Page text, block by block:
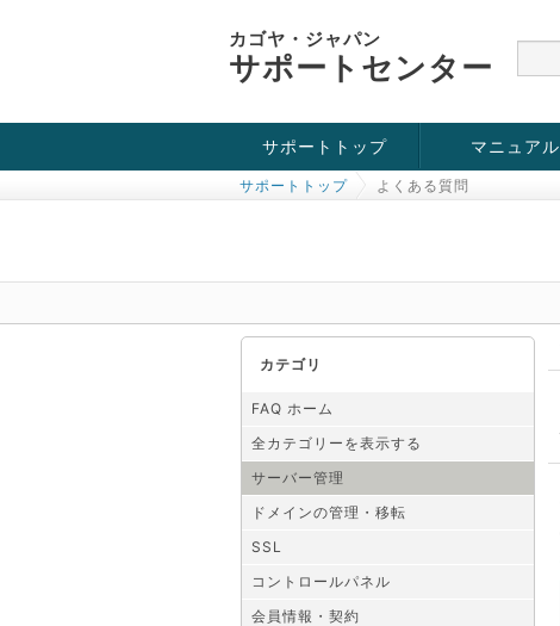
カゴヤ・ジャパン
サポートセンター
サポートトップ
お役立ち情報
チュートリアル
障害・メンテナンス情報
マニュアル
サポートトップ よくある質問
カテゴリ
FAQ ホーム
全カテゴリーを表示する
サーバー管理
ドメインの管理・移転
SSL
コントロールパネル
会員情報・契約